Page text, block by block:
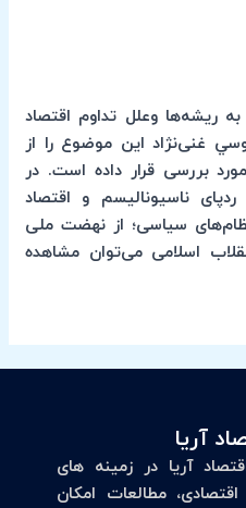
ریشه‌ها وعلل تداوم اقتصاد
غنی‌نژاد این موضوع را از
بررسی قرار داده است. در
ناسیونالیسم و اقتصاد
سیاسی؛ از نهضت ملی
اسلامی می‌توان مشاهده
آریا
آریا در زمینه های
مطالعات امکان